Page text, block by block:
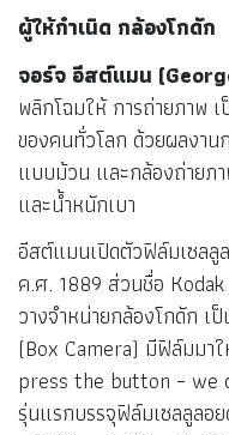
จอร์จ อีสต์แมน
ผู้ให้กำเนิด กล้องโกดัก
จอร์จ อีสต์แมน
พลิกโฉมให้ การถ่ายภาพ เ